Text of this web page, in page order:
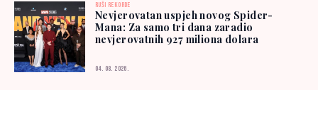
RUŠI REKORDE
Nevjerovatan uspjeh novog Spider-
Mana: Za samo tri dana zaradio
nevjerovatnih 927 miliona dolara
04. 08. 2026.